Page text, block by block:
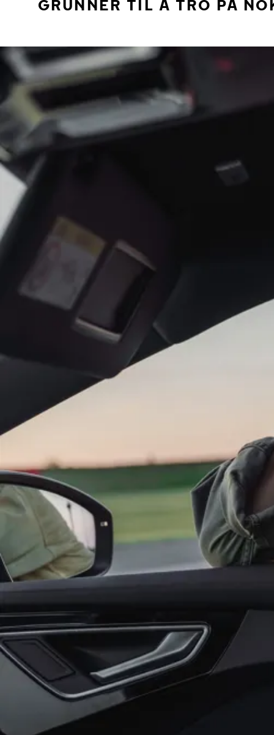
GRUNNER TIL Å TRO PÅ